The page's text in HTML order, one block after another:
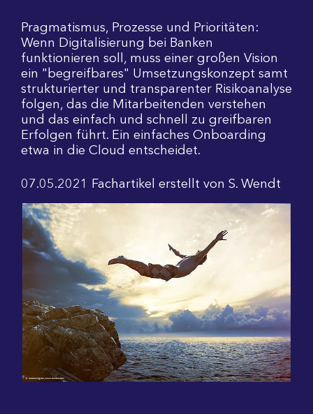
Pragmatismus, Prozesse und Prioritäten:
Wenn Digitalisierung bei Banken
funktionieren soll, muss einer großen Vision
ein "begreifbares" Umsetzungskonzept samt
strukturierter und transparenter Risikoanalyse
folgen, das die Mitarbeitenden verstehen
und das einfach und schnell zu greifbaren
Erfolgen führt. Ein einfaches Onboarding
etwa in die Cloud entscheidet.
07.05.2021 Fachartikel erstellt von S. Wendt